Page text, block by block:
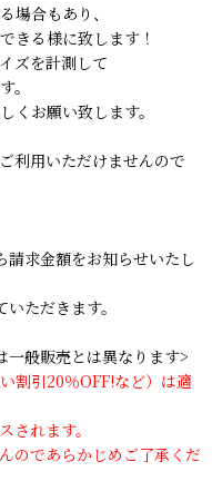
場合もあり、
きる様に致します！
ズを計測して
。
くお願い致します。
利用いただけませんので
求金額をお知らせいたし
ただきます。
一般販売とは異なります>
割引20％OFF!など）は適
れます。
のであらかじめご了承くだ